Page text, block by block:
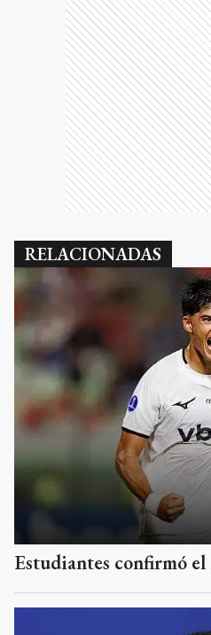
RELACIONADAS
Estudiantes confirmó